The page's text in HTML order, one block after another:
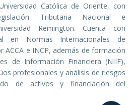
Católica de Oriente, con
Tributaria Nacional e
Remington. Cuenta con
en Normas Internacionales de
ACCA e INCP, además de formación
de Información Financiera (NIIF),
profesionales y análisis de riesgos
de activos y financiación del